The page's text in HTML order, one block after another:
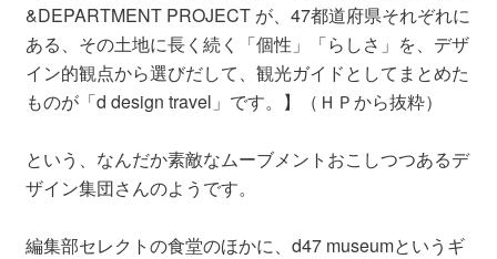
&DEPARTMENT PROJECT が、47都道府県それぞれに
ある、その土地に長く続く「個性」「らしさ」を、デザ
イン的観点から選びだして、観光ガイドとしてまとめた
ものが「d design travel」です。】（ＨＰから抜粋）
という、なんだか素敵なムーブメントおこしつつあるデ
ザイン集団さんのようです。
編集部セレクトの食堂のほかに、d47 museumというギ